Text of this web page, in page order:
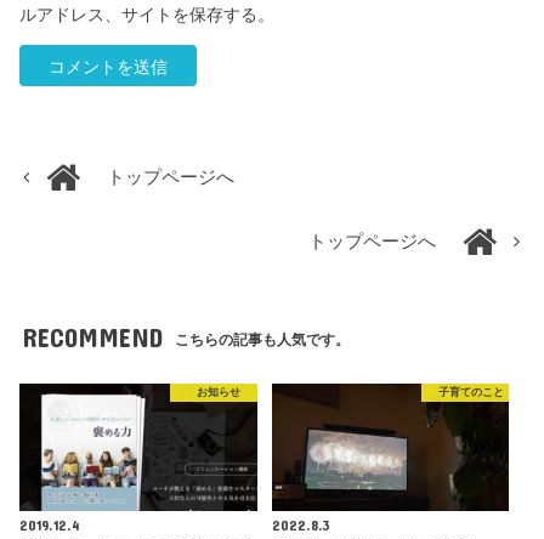
ルアドレス、サイトを保存する。
トップページへ
トップページへ
RECOMMEND こちらの記事も人気です。
お知らせ
2019.12.4
子育てのこと
2022.8.3